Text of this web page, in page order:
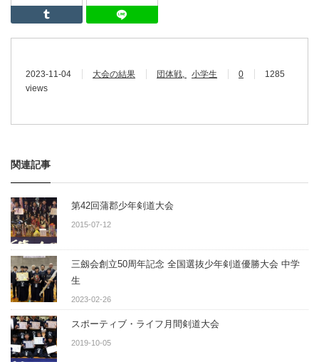
Tumblr
2023-11-04 大会の結果 団体戦 小学生 0
1285
views
関連記事
第42回蒲郡少年剣道大会
2015-07-12
三劔会創立50周年記念 全国選抜少年剣道優勝大会 中学
生
2023-02-26
スポーティブ・ライフ月間剣道大会
2019-10-05